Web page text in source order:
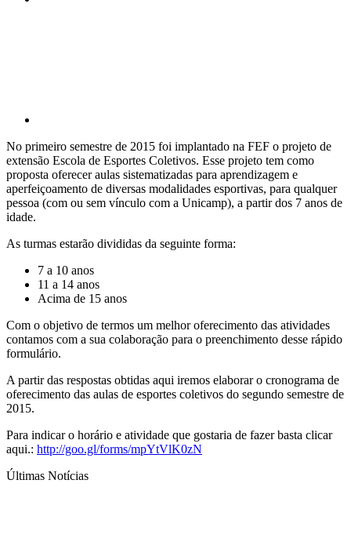
No primeiro semestre de 2015 foi implantado na FEF o projeto de
extensão Escola de Esportes Coletivos. Esse projeto tem como
proposta oferecer aulas sistematizadas para aprendizagem e
aperfeiçoamento de diversas modalidades esportivas, para qualquer
pessoa (com ou sem vínculo com a Unicamp), a partir dos 7 anos de
idade.
As turmas estarão divididas da seguinte forma:
7 a 10 anos
11 a 14 anos
Acima de 15 anos
Com o objetivo de termos um melhor oferecimento das atividades
contamos com a sua colaboração para o preenchimento desse rápido
formulário.
A partir das respostas obtidas aqui iremos elaborar o cronograma de
oferecimento das aulas de esportes coletivos do segundo semestre de
2015.
​Para indicar o horário e atividade que gostaria de fazer basta clicar
aqui.: http://goo.gl/forms/mpYtVlK0zN
Últimas Notícias